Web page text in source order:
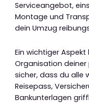
Serviceangebot,
Montage und
dein Umzug
Ein wichtiger
Organisation deiner
sicher, dass du alle
Reisepass,
Bankunterlagen